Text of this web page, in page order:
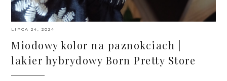
LIPCA 24, 2024
Miodowy kolor na paznokciach |
lakier hybrydowy Born Pretty Store